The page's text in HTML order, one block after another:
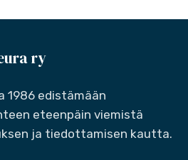
ry
1986 edistämään
eteenpäin viemistä
ja tiedottamisen kautta.